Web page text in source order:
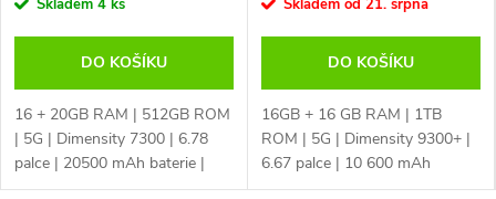
é
o
b
DO KOŠÍKU
16 + 20GB RAM | 512GB ROM
| 5G | Dimensity 7300 | 6.78
palce | 20500 mAh baterie |
IP68 | MIL-STD-G | čtečka
DO KOŠÍKU
16GB + 16 GB RAM | 1TB
ROM | 5G | Dimensity 9300+ |
6.67 palce | 10 600 mAh
baterie | IP68 | IP69 | MIL-STD-